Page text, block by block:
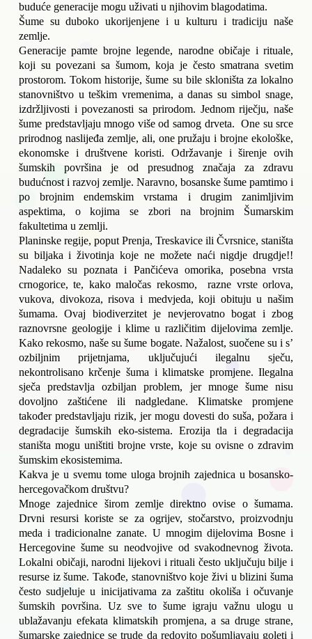
buduće generacije mogu uživati u njihovim blagodatima.
Šume su duboko ukorijenjene i u kulturu i tradiciju naše
zemlje.
Generacije pamte brojne legende, narodne običaje i rituale,
koji su povezani sa šumom, koja je često smatrana svetim
prostorom. Tokom historije, šume su bile skloništa za lokalno
stanovništvo u teškim vremenima, a danas su simbol snage,
izdržljivosti i povezanosti sa prirodom. Jednom riječju, naše
šume predstavljaju mnogo više od samog drveta.  One su srce
prirodnog naslijeđa zemlje, ali, one pružaju i brojne ekološke,
ekonomske i društvene koristi. Održavanje i širenje ovih
šumskih površina je od presudnog značaja za zdravu
budućnost i razvoj zemlje. Naravno, bosanske šume pamtimo i
po brojnim endemskim vrstama i drugim zanimljivim
aspektima, o kojima se zbori na brojnim Šumarskim
fakultetima u zemlji.
Planinske regije, poput Prenja, Treskavice ili Čvrsnice, staništa
su biljaka i životinja koje ne možete naći nigdje drugdje!!
Nadaleko su poznata i Pančićeva omorika, posebna vrsta
crnogorice, te, kako maločas rekosmo,  razne vrste orlova,
vukova, divokoza, risova i medvjeda, koji obituju u našim
šumama. Ovaj biodiverzitet je nevjerovatno bogat i zbog
raznovrsne geologije i klime u različitim dijelovima zemlje.
Kako rekosmo, naše su šume bogate. Nažalost, suočene su i s’
ozbiljnim prijetnjama, uključujući ilegalnu sječu,
nekontrolisano krčenje šuma i klimatske promjene. Ilegalna
sječa predstavlja ozbiljan problem, jer mnoge šume nisu
dovoljno zaštićene ili nadgledane. Klimatske promjene
također predstavljaju rizik, jer mogu dovesti do suša, požara i
degradacije šumskih eko-sistema. Erozija tla i degradacija
staništa mogu uništiti brojne vrste, koje su ovisne o zdravim
šumskim ekosistemima.
Kakva je u svemu tome uloga brojnih zajednica u bosansko-
hercegovačkom društvu?
Mnoge zajednice širom zemlje direktno ovise o šumama.
Drvni resursi koriste se za ogrijev, stočarstvo, proizvodnju
meda i tradicionalne zanate. U mnogim dijelovima Bosne i
Hercegovine šume su neodvojive od svakodnevnog života.
Lokalni običaji, narodni lijekovi i rituali često uključuju bilje i
resurse iz šume. Takođe, stanovništvo koje živi u blizini šuma
često sudjeluje u inicijativama za zaštitu okoliša i očuvanje
šumskih površina. Uz sve to šume igraju važnu ulogu u
ublažavanju efekata klimatskih promjena, a sa druge strane,
šumarske zajednice se trude da redovito pošumljavaju goleti i